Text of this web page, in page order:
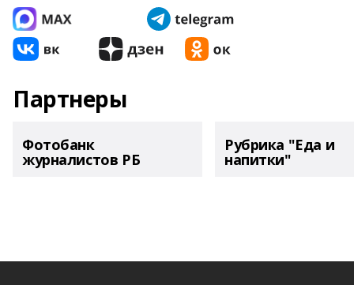
Партнеры
Фотобанк
журналистов РБ
Рубрика "Еда и
напитки"